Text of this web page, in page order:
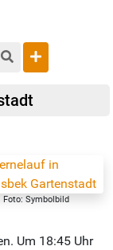
Foto: Symbolbild
Um 18:45 Uhr